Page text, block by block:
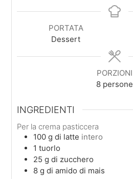
PORTATA
Dessert
PORZIONI
8 persone
INGREDIENTI
Per la crema pasticcera
100 g di latte intero
1 tuorlo
25 g di zucchero
8 g di amido di mais